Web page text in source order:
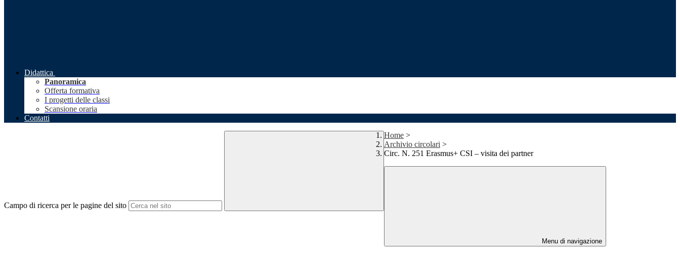
Didattica
Panoramica
Offerta formativa
I progetti delle classi
Scansione oraria
Contatti
Campo di ricerca per le pagine del sito
Home >
Archivio circolari >
Circ. N. 251 Erasmus+ CSI – visita dei partner
Menu di navigazione